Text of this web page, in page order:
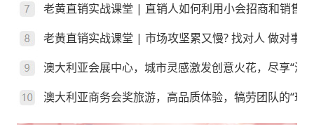
老黄直销实战课堂 | 直销人如何利用小会招商和销售
老黄直销实战课堂 | 市场攻坚累又慢? 找对人 做对事
澳大利亚会展中心，城市灵感激发创意火花，尽享“澳”
澳大利亚商务会奖旅游，高品质体验，犒劳团队的“玩”